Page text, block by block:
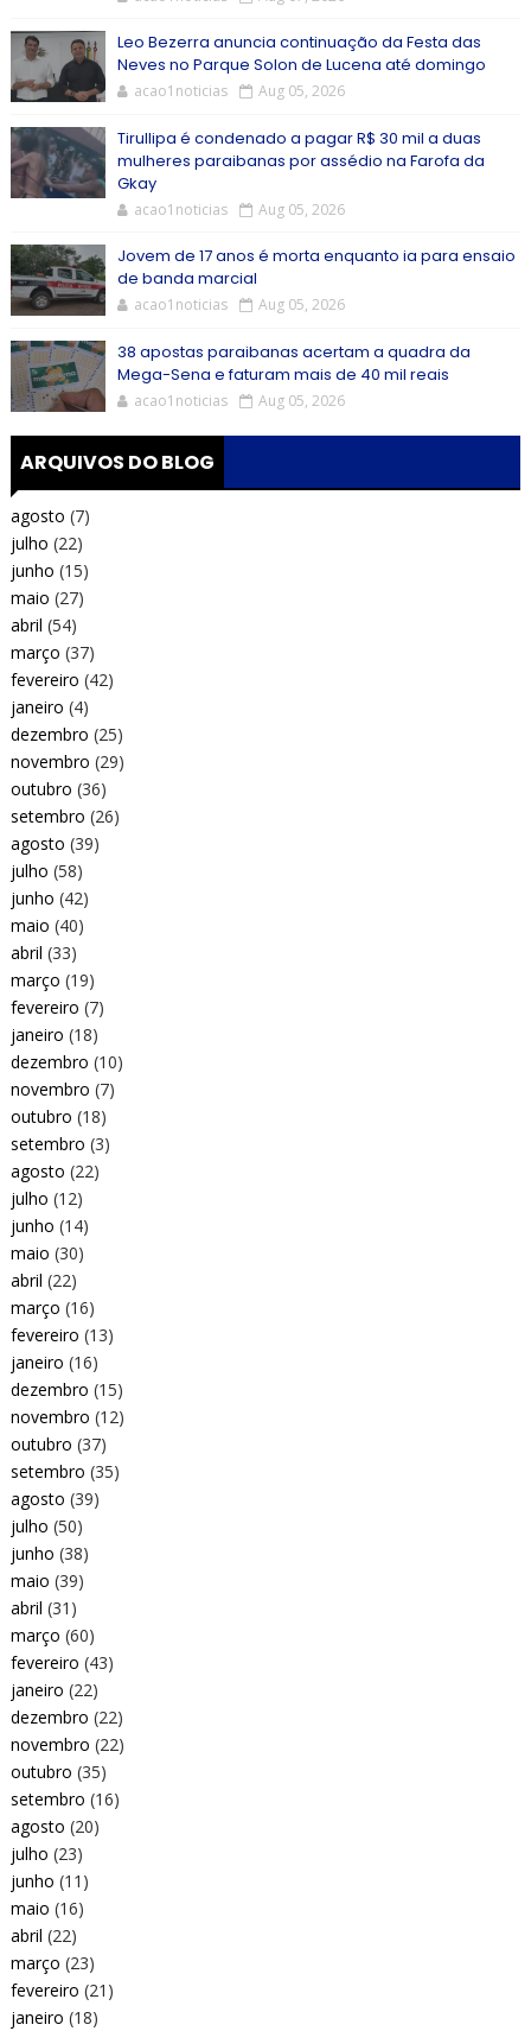
Leo Bezerra anuncia continuação da Festa das
Neves no Parque Solon de Lucena até domingo
acao1noticias Aug 05, 2026
Tirullipa é condenado a pagar R$ 30 mil a duas
mulheres paraibanas por assédio na Farofa da
Gkay
acao1noticias Aug 05, 2026
Jovem de 17 anos é morta enquanto ia para ensaio
de banda marcial
acao1noticias Aug 05, 2026
38 apostas paraibanas acertam a quadra da
Mega-Sena e faturam mais de 40 mil reais
acao1noticias Aug 05, 2026
ARQUIVOS DO BLOG
agosto (7)
julho (22)
junho (15)
maio (27)
abril (54)
março (37)
fevereiro (42)
janeiro (4)
dezembro (25)
novembro (29)
outubro (36)
setembro (26)
agosto (39)
julho (58)
junho (42)
maio (40)
abril (33)
março (19)
fevereiro (7)
janeiro (18)
dezembro (10)
novembro (7)
outubro (18)
setembro (3)
agosto (22)
julho (12)
junho (14)
maio (30)
abril (22)
março (16)
fevereiro (13)
janeiro (16)
dezembro (15)
novembro (12)
outubro (37)
setembro (35)
agosto (39)
julho (50)
junho (38)
maio (39)
abril (31)
março (60)
fevereiro (43)
janeiro (22)
dezembro (22)
novembro (22)
outubro (35)
setembro (16)
agosto (20)
julho (23)
junho (11)
maio (16)
abril (22)
março (23)
fevereiro (21)
janeiro (18)